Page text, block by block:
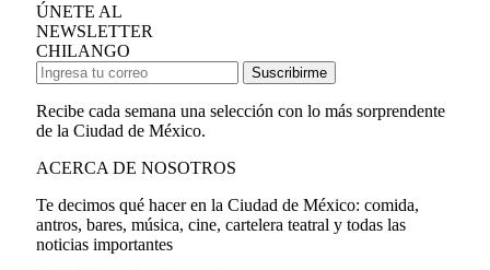
ÚNETE AL
NEWSLETTER
CHILANGO
Suscribirme
Recibe cada semana una selección con lo más sorprendente
de la Ciudad de México.
ACERCA DE NOSOTROS
Te decimos qué hacer en la Ciudad de México: comida,
antros, bares, música, cine, cartelera teatral y todas las
noticias importantes